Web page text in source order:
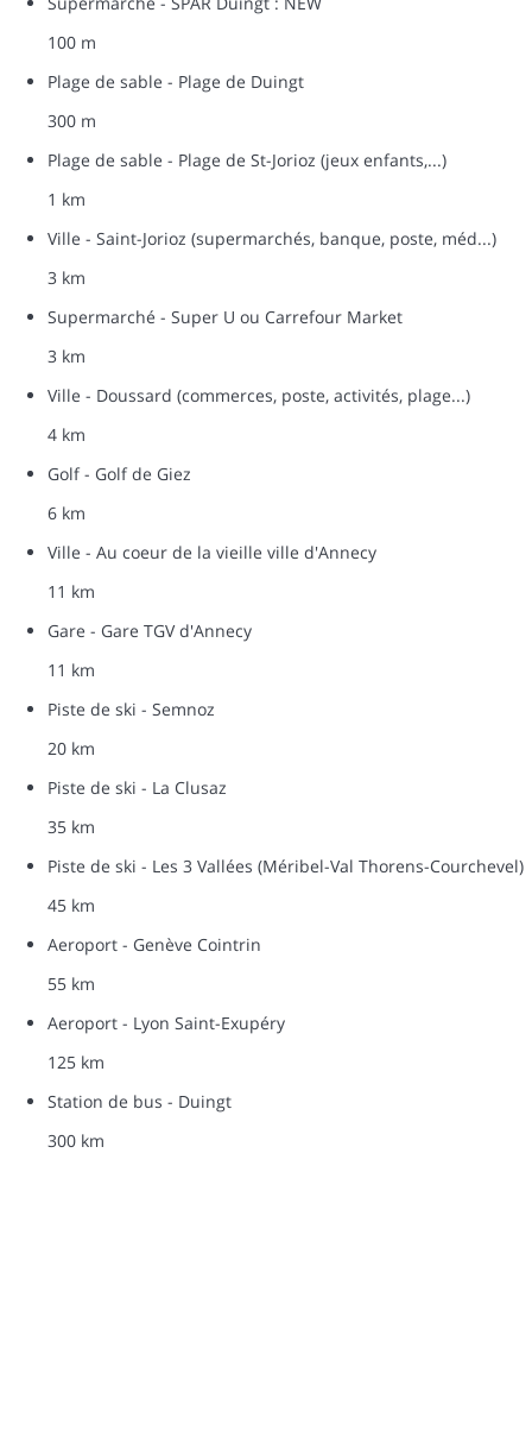
100 m
Plage de sable - Plage de Duingt
300 m
Plage de sable - Plage de St-Jorioz (jeux enfants,...)
1 km
Ville - Saint-Jorioz (supermarchés, banque, poste, méd...)
3 km
Supermarché - Super U ou Carrefour Market
3 km
Ville - Doussard (commerces, poste, activités, plage...)
4 km
Golf - Golf de Giez
6 km
Ville - Au coeur de la vieille ville d'Annecy
11 km
Gare - Gare TGV d'Annecy
11 km
Piste de ski - Semnoz
20 km
Piste de ski - La Clusaz
35 km
Piste de ski - Les 3 Vallées (Méribel-Val Thorens-Courchevel)
45 km
Aeroport - Genève Cointrin
55 km
Aeroport - Lyon Saint-Exupéry
125 km
Station de bus - Duingt
300 km